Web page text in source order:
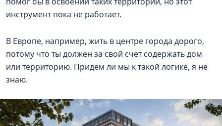
инструмент пока не работает.
В Европе, например, жить в центре города дорого,
потому что ты должен за свой счет содержать дом
или территорию. Придем ли мы к такой логике, я не
знаю.